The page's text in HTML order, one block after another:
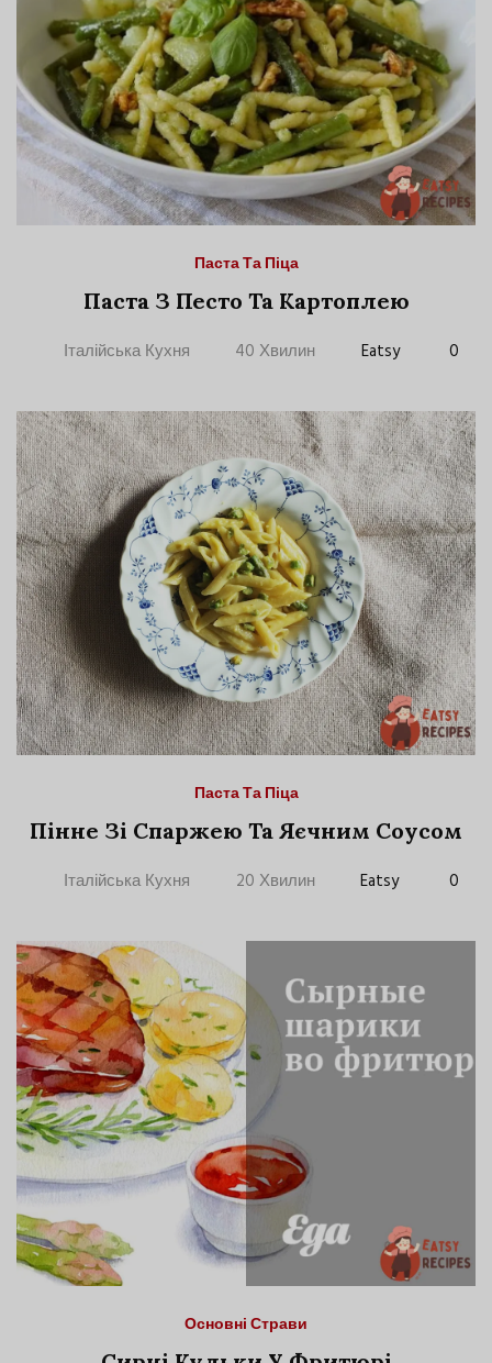
Паста Та Піца
Паста З Песто Та Картоплею
Італійська Кухня 40 Хвилин Eatsy 0
Паста Та Піца
Пінне Зі Спаржею Та Яєчним Соусом
Італійська Кухня 20 Хвилин Eatsy 0
Основні Страви